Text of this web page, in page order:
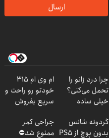
ارسال
چرا درد زانو را
تحمل می‌کنی؟
خیلی ساده
کن
ام وی ام 315
خودتو رو راحت و
سریع بفروش
گردونه شانس
بدون پوچ از PS5
جراحی کمر
ممنوع شد⛔